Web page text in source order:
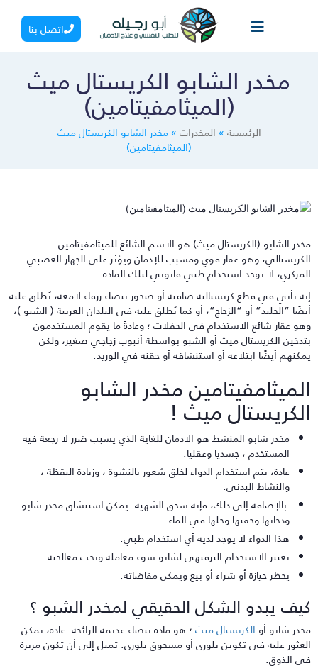
اتصل بنا
مخدر الشابو الكريستال ميث
(الميثامفيتامين)
الرئيسية»المخدرات»مخدر الشابو الكريستال ميث
(الميثامفيتامين)
الشابو (الكريستال ميث) هو الاسم الشائع للميثامفيتامين
وهو عقار قوي ومسبب للإدمان ويؤثر على الجهاز العصبي
لا يوجد استخدام طبي قانوني لتلك المادة.
يأتي في قطع كريستالية صافية أو صخور بيضاء زرقاء لامعة، يُطلق عليه
“الجليد” أو “الزجاج”، أو كما يُطلق عليه في البلدان العربية ( الشبو )،
عقار شائع الاستخدام في الحفلات ؛ وعادةً ما يقوم المستخدمون
الكريستال ميث أو الشبو بواسطة أنبوب زجاجي صغير، ولكن
أيضًا ابتلاعه أو استنشاقه أو حقنه في الوريد.
مخدر الشابو
ميث !
مخدر شابو المنشط هو الادمان للغاية الذي يسبب ضرر لا رجعة فيه
المستخدم ، جسديا وعقليا.
عادة، يتم استخدام الدواء لخلق شعور بالنشوة ، وزيادة اليقظة ،
والنشاط البدني.
بالإضافة إلى ذلك، فإنه سحق الشهية. يمكن استنشاق مخدر شابو
ودخانها وحقنها وحلها في الماء.
هذا الدواء لا يوجد لديه أي استخدام طبي.
يعتبر الاستخدام الترفيهي لشابو سوء معاملة ويجب معالجته.
يحظر حيازة أو شراء أو بيع ويمكن مقاضاته.
يبدو الشكل الحقيقي لمخدر الشبو ؟
شابو أو الكريستال ميث؛ هو مادة بيضاء عديمة الرائحة. عادة، يمكن
عليه في تكوين بلوري أو مسحوق بلوري. تميل إلى أن تكون مريرة
الذوق.